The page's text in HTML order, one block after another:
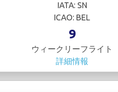
IATA: SN
ICAO: BEL
9
ウィークリーフライト
詳細情報